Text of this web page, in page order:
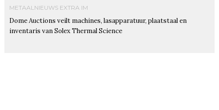
METAALNIEUWS EXTRA IM
Dome Auctions veilt machines, lasapparatuur, plaatstaal en
inventaris van Solex Thermal Science